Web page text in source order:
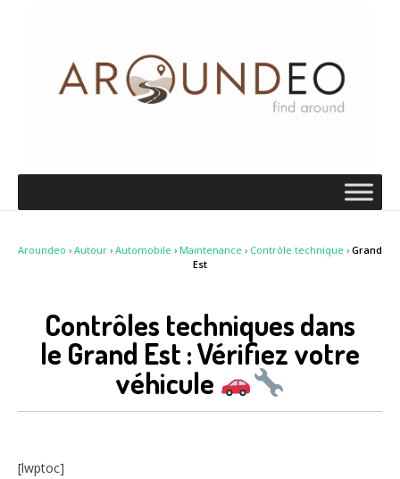
Aroundeo › Autour › Automobile › Maintenance › Contrôle technique › Grand
Est
Contrôles techniques dans
le Grand Est : Vérifiez votre
véhicule
[lwptoc]